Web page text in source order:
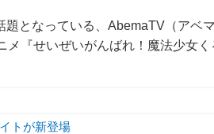
題となっている、AbemaTV（アベ
メ『せいぜいがんばれ！魔法少女く
トが新登場